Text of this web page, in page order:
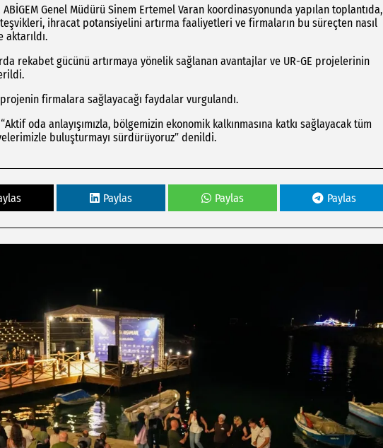
ABİGEM Genel Müdürü Sinem Ertemel Varan koordinasyonunda yapılan toplantıda,
ihracat potansiyelini artırma faaliyetleri ve firmaların bu süreçten nasıl
rekabet gücünü artırmaya yönelik sağlanan avantajlar ve UR-GE projelerinin
projenin firmalara sağlayacağı faydalar vurgulandı.
oda anlayışımızla, bölgemizin ekonomik kalkınmasına katkı sağlayacak tüm
buluşturmayı sürdürüyoruz” denildi.
Paylas Paylas Paylas